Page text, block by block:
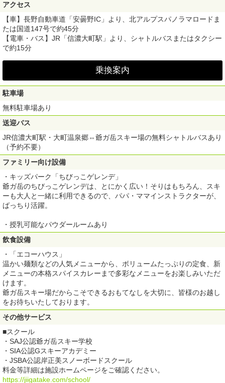
アクセス
【車】長野自動車道「安曇野IC」より、北アルプスパノラマロードま
たは国道147号で約45分
【電車・バス】JR「信濃大町駅」より、シャトルバスまたはタクシー
で約15分
乗換案内
駐車場
無料駐車場あり
送迎バス
JR信濃大町駅・大町温泉郷⇔爺ガ岳スキー場の無料シャトルバスあり
（予約不要）
ファミリー向け設備
・キッズパーク「ちびっこゲレンデ」
爺ガ岳のちびっこゲレンデは、とにかく広い！そりはもちろん、スキ
ーも大人と一緒に利用できるので、パパ・ママインストラクターが、
ばっちり活躍。
・授乳可能なパウダールームあり
飲食設備
・「エコーハウス」
温かい麺類などの人気メニューから、ボリュームたっぷりの定食、新
メニューの本格スパイスカレーまで多彩なメニューをお楽しみいただ
けます。
爺ガ岳スキー場だからこそできるおもてなしを大切に、皆様のお越し
をお待ちいたしております。
その他サービス
■スクール
・SAJ公認爺ガ岳スキー学校
・SIA公認Gスキーアカデミー
・JSBA公認岸正美スノーボードスクール
料金等詳細は施設ホームページをご確認ください。
https://jiigatake.com/school/